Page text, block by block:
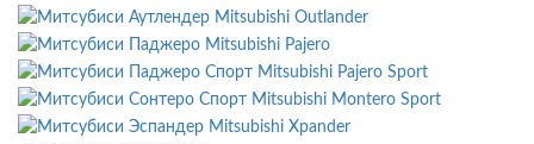
Mitsubishi Outlander
Mitsubishi Pajero
Mitsubishi Pajero Sport
Mitsubishi Montero Sport
Mitsubishi Xpander